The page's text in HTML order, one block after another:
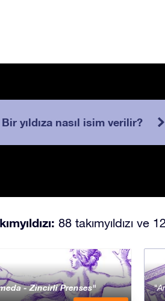
Bir yıldıza nasıl isim verilir?
88 takımyıldızı
- Zincirli Prenses